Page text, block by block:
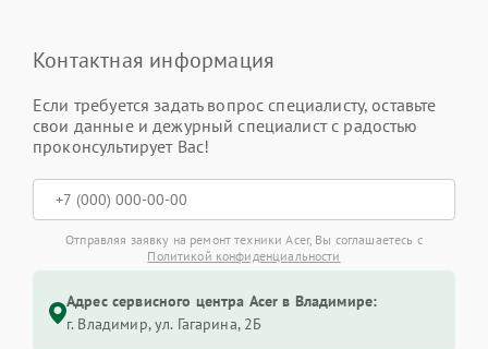
Контактная информация
Если требуется задать вопрос специалисту, оставьте
свои данные и дежурный специалист с радостью
проконсультирует Вас!
Отправляя заявку на ремонт техники Acer, Вы соглашаетесь с
Политикой конфиденциальности
Адрес сервисного центра Acer в Владимире:
г. Владимир, ул. Гагарина, 2Б